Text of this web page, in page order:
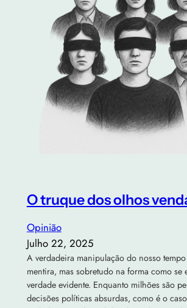
O truque dos olhos
Opinião
Julho 22, 2025
A verdadeira manipulação do nosso
mentira, mas sobretudo na forma como se
verdade evidente. Enquanto milhões são
decisões políticas absurdas, como é o